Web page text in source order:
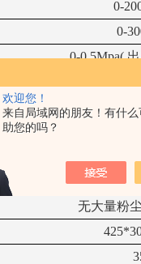
欢迎您！
来自局域网的朋友！有什
助您的吗？
0-2
0-30
0-0.5Mpa(
环境湿度：0-35℃
无大量粉